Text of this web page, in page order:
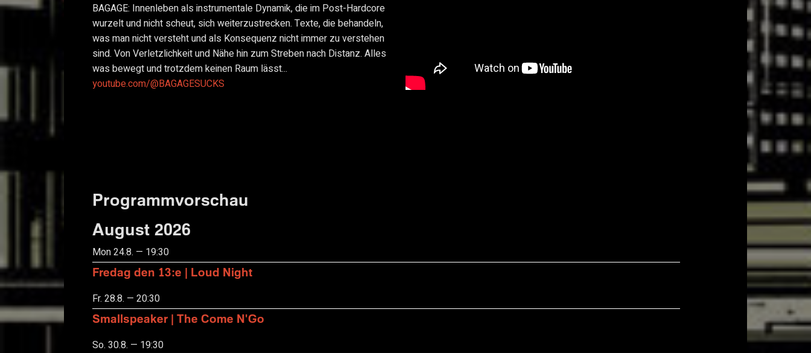
BAGAGE: Innenleben als instrumentale Dynamik, die im Post-Hardcore
wurzelt und nicht scheut, sich weiterzustrecken. Texte, die behandeln,
was man nicht versteht und als Konsequenz nicht immer zu verstehen
sind. Von Verletzlichkeit und Nähe hin zum Streben nach Distanz. Alles
was bewegt und trotzdem keinen Raum lässt...
youtube.com/@BAGAGESUCKS
Programmvorschau
August 2026
Mon 24.8. — 19:30
Fredag den 13:e | Loud Night
Fr. 28.8. — 20:30
Smallspeaker | The Come N'Go
So. 30.8. — 19:30